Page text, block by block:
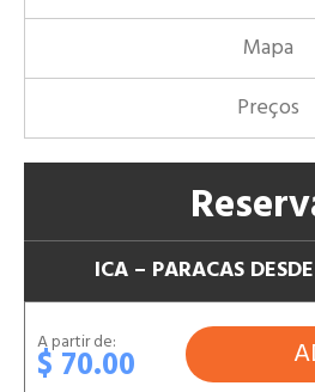
Mapa
Preços
ICA – PARACAS
A partir de:
$ 70.00